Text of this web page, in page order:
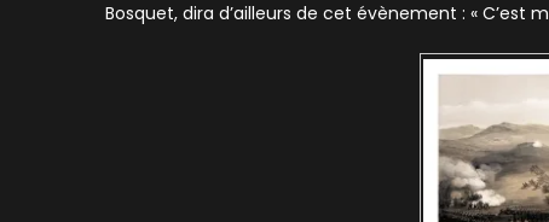
Bosquet, dira d’ailleurs de cet évènement : « C’est